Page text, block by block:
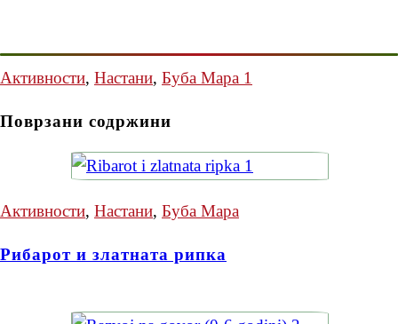
Активности, Настани, Буба Мара 1
Поврзани содржини
Активности, Настани, Буба Мара
Рибарот и златната рипка